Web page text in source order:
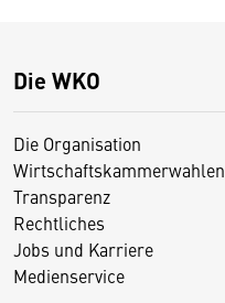
Die WKO
Die Organisation
Wirtschaftskammerwahlen
Transparenz
Rechtliches
Jobs und Karriere
Medienservice